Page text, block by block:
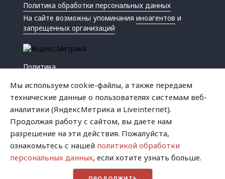
Политика обработки персональных данных
На сайте возможны упоминанияиноагентов и
запрещенных организаций
Политика
Криминал
Успех
Хватит это терпеть
Мы используем cookie-файлы, а также передаем
технические данные о пользователях системам веб-
аналитики (ЯндексМетрика и Liveinternet).
Продолжая работу с сайтом, вы даете нам
разрешение на эти действия. Пожалуйста,
ознакомьтесь с нашей политикой обработки
персональных данных, если хотите узнать больше.